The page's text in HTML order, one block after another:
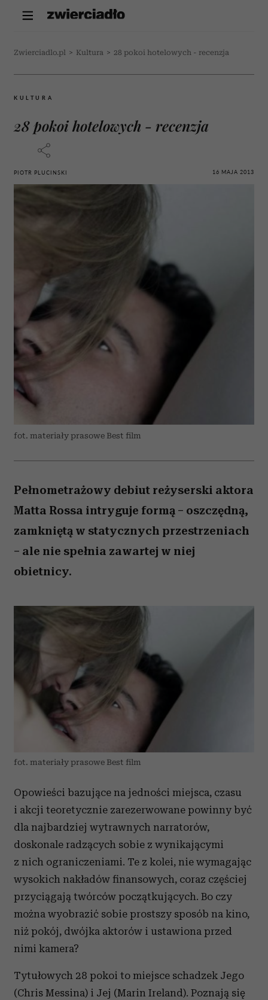
Zwierciadlo.pl > Kultura > 28 pokoi hotelowych - recenzja
KULTURA
28 pokoi hotelowych - recenzja
PIOTR PLUCINSKI 16 MAJA 2013
fot. materiały prasowe Best film
Pełnometrażowy debiut reżyserski aktora
Matta Rossa intryguje formą – oszczędną,
zamkniętą w statycznych przestrzeniach
– ale nie spełnia zawartej w niej
obietnicy.
fot. materiały prasowe Best film
Opowieści bazujące na jedności miejsca, czasu
i akcji teoretycznie zarezerwowane powinny być
dla najbardziej wytrawnych narratorów,
doskonale radzących sobie z wynikającymi
z nich ograniczeniami. Te z kolei, nie wymagając
wysokich nakładów finansowych, coraz częściej
przyciągają twórców początkujących. Bo czy
można wyobrazić sobie prostszy sposób na kino,
niż pokój, dwójka aktorów i ustawiona przed
nimi kamera?
Tytułowych 28 pokoi to miejsce schadzek Jego
(Chris Messina) i Jej (Marin Ireland). Poznają się